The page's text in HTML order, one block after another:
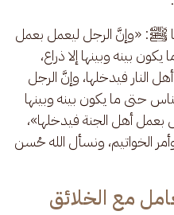
ﷺ: «وإنَّ الرجل ليعمل بعمل
بينه وبينها إلا ذراع،
النار فيدخلها، وإنَّ الرجل
حتى ما يكون بينه وبينها
بعمل أهل الجنة فيدخلها»،
الخواتيم، ونسأل الله حُسن
مع الخلائق